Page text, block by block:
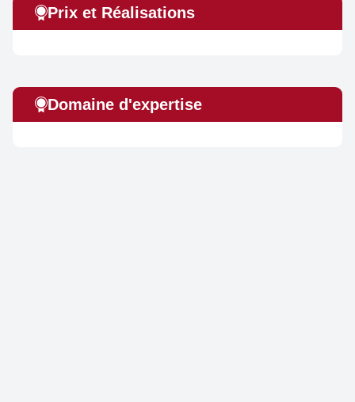
Prix et Réalisations
Domaine d'expertise